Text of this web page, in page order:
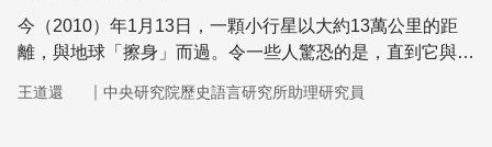
今（2010）年1月13日，一顆小行星以大約13萬公里的距
離，與地球「擦身」而過。令一些人驚恐的是，直到它與地
王道還 ｜ 中央研究院歷史語言研究所助理研究員